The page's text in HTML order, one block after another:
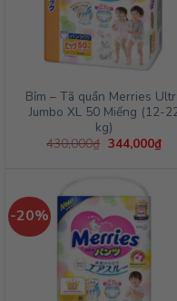
Bỉm – Tã quần Merries
Jumbo XL 50 Miếng (12-
kg)
430,000₫ Giá
344,000₫Giá
hiện
-20%